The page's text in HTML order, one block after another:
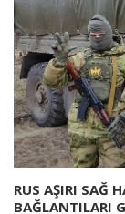
RUS AŞIRI SAĞ
BAĞLANTILARI